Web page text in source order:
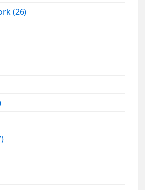
(26)